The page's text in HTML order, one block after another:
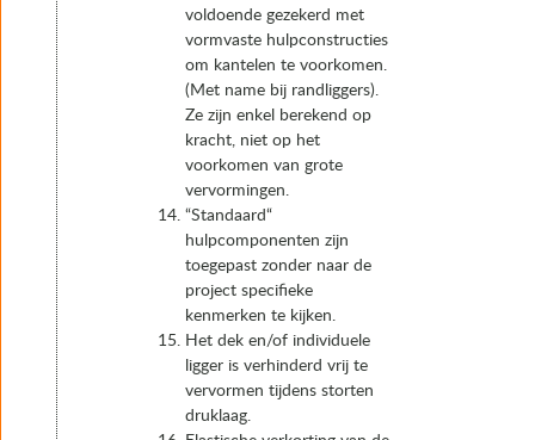
voldoende gezekerd met
vormvaste hulpconstructies
om kantelen te voorkomen.
(Met name bij randliggers).
Ze zijn enkel berekend op
kracht, niet op het
voorkomen van grote
vervormingen.
“Standaard“
hulpcomponenten zijn
toegepast zonder naar de
project specifieke
kenmerken te kijken.
Het dek en/of individuele
ligger is verhinderd vrij te
vervormen tijdens storten
druklaag.